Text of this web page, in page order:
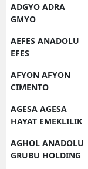
ADGYO ADRA
GMYO
AEFES ANADOLU
EFES
AFYON AFYON
CIMENTO
AGESA AGESA
HAYAT EMEKLILIK
AGHOL ANADOLU
GRUBU HOLDING